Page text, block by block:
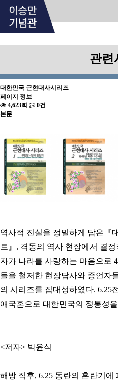
관련
대한민국 근현대사시리즈
페이지 정보
4,623회
0건
본문
역사적 진실을 정밀하게 담은『
트』. 격동의 역사 현장에서 결
자가 나라를 사랑하는 마음으로
들을 철저한 현장답사와 증언자
의 시리즈를 집대성하였다. 6.25
애국혼으로 대한민국의 정통성
​<저자> 박윤식
해방 직후, 6.25 동란의 혼란기에